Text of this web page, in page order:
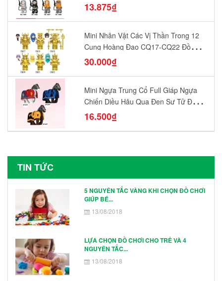
13.875₫
Mini Nhân Vật Các Vị Thần Trong 12
Cung Hoàng Đạo CQ17-CQ22 Đồ
Chơi Lắp Ráp Mô Hình Yêu Thích
30.000₫
Mini Ngựa Trung Cổ Full Giáp Ngựa
Chiến Diều Hâu Quạ Đen Sư Tử Đỏ
N1003 - N1005 Đồ Chơi Lắp Ráp Mô
16.500₫
TIN TỨC
5 NGUYÊN TẮC VÀNG KHI CHỌN ĐỒ CHƠI
GIÚP BÉ...
13/08/2018
LỰA CHỌN ĐỒ CHƠI CHO TRẺ VÀ 4
NGUYÊN TẮC...
13/08/2018